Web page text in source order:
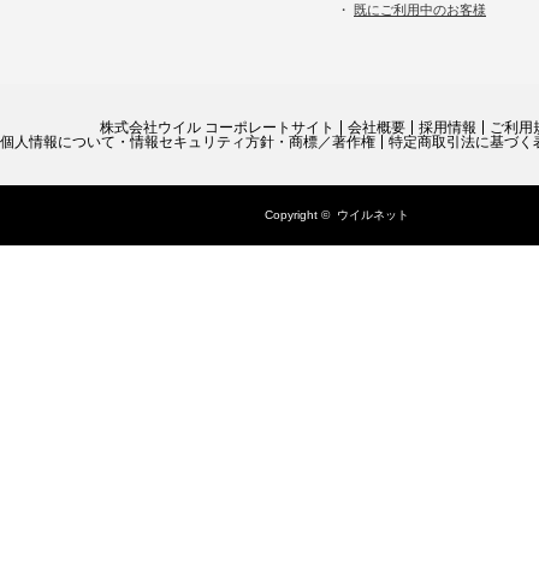
・ 既にご利用中のお客様
株式会社ウイル コーポレートサイト 会社概要 採用情報
ご利用
個人情報について・情報セキュリティ方針・商標／著作権
特定商取引法に基づく
Copyright © ウイルネット